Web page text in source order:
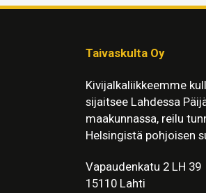
Taivaskulta Oy
Kivijalkaliikkeemme
sijaitsee Lahdessa
maakunnassa, reilu
Helsingistä pohjoisen
Vapaudenkatu 2 LH 39
15110 Lahti